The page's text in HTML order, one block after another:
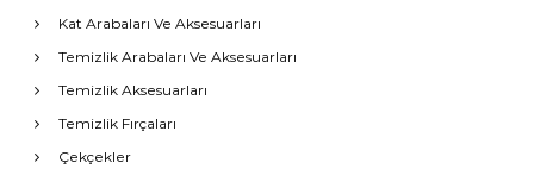
Kat Arabaları Ve Aksesuarları
Temizlik Arabaları Ve Aksesuarları
Temizlik Aksesuarları
Temizlik Fırçaları
Çekçekler